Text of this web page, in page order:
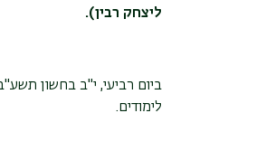
ליצחק רבין).
לימודים.